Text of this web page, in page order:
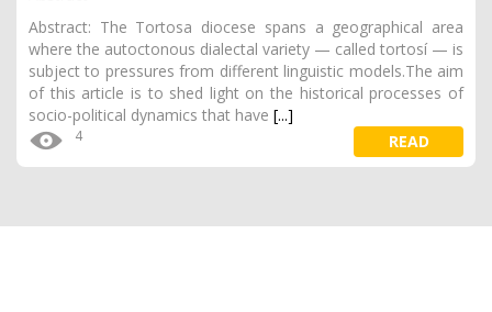
Abstract: The Tortosa diocese spans a geographical area
where the autoctonous dialectal variety — called tortosí — is
subject to pressures from different linguistic models.The aim
of this article is to shed light on the historical processes of
socio-political dynamics that have [...]
4 READ